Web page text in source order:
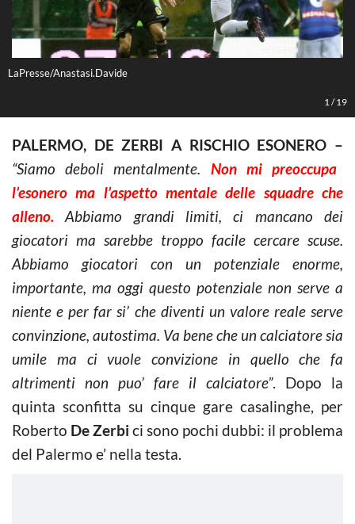
LaPresse/Anastasi.Davide
1 /19
PALERMO, DE ZERBI A RISCHIO ESONERO –
“Siamo deboli mentalmente. Non mi preoccupa
l’esonero ma l’aspetto mentale delle squadre che
alleno.
Abbiamo grandi limiti, ci mancano dei
giocatori ma sarebbe troppo facile cercare scuse.
Abbiamo giocatori con un potenziale enorme,
importante, ma oggi questo potenziale non serve a
niente e per far si’ che diventi un valore reale serve
convinzione, autostima. Va bene che un calciatore sia
umile ma ci vuole convizione in quello che fa
altrimenti non puo’ fare il calciatore”. Dopo la
quinta sconfitta su cinque gare casalinghe, per
Roberto De Zerbi ci sono pochi dubbi: il problema
del Palermo e’ nella testa.